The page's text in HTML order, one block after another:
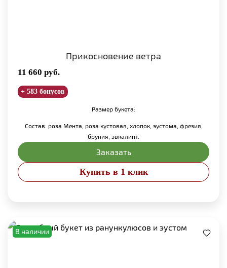
Прикосновение ветра
11 660 руб.
+ 583 бонусов
Размер букета:
Состав: роза Мента, роза кустовая, хлопок, эустома, фрезия,
бруния, эвкалипт.
Заказать
Купить в 1 клик
В наличии